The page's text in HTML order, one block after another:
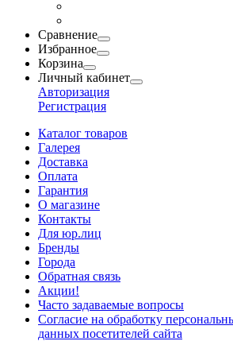
Сравнение
Избранное
Корзина
Личный кабинет
Авторизация
Регистрация
Каталог товаров
Галерея
Доставка
Оплата
Гарантия
О магазине
Контакты
Для юр.лиц
Бренды
Города
Обратная связь
Акции!
Часто задаваемые вопросы
Согласие на обработку
данных посетителей сайта